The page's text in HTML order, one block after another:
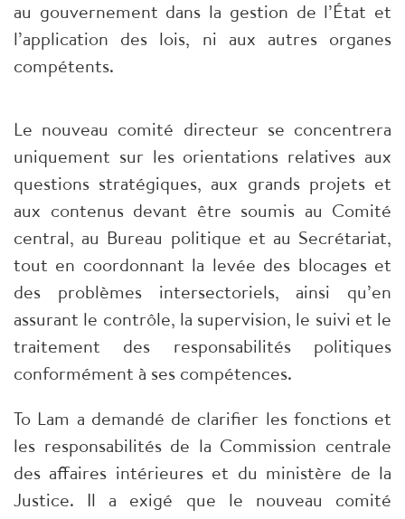
au gouvernement dans la gestion de l’État et
l’application des lois, ni aux autres organes
compétents.
Le nouveau comité directeur se concentrera
uniquement sur les orientations relatives aux
questions stratégiques, aux grands projets et
aux contenus devant être soumis au Comité
central, au Bureau politique et au Secrétariat,
tout en coordonnant la levée des blocages et
des problèmes intersectoriels, ainsi qu’en
assurant le contrôle, la supervision, le suivi et le
traitement des responsabilités politiques
conformément à ses compétences.
To Lam a demandé de clarifier les fonctions et
les responsabilités de la Commission centrale
des affaires intérieures et du ministère de la
Justice. Il a exigé que le nouveau comité